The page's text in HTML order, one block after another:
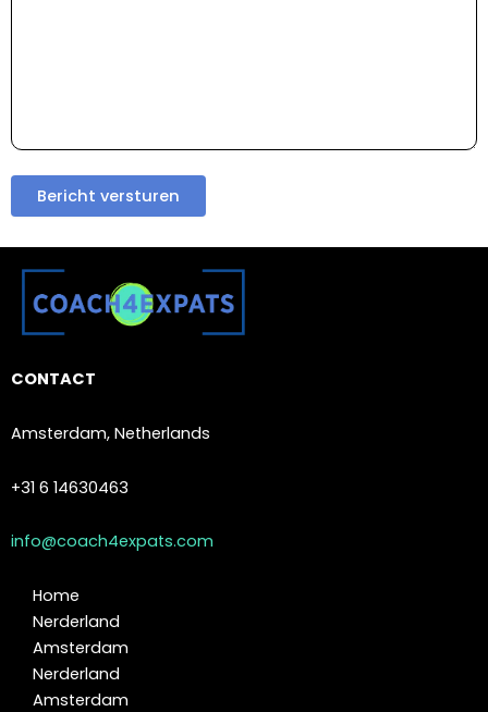
CONTACT
Amsterdam, Netherlands
+31 6 14630463
info@coach4expats.com
Home
Nerderland
Amsterdam
Nerderland
Amsterdam